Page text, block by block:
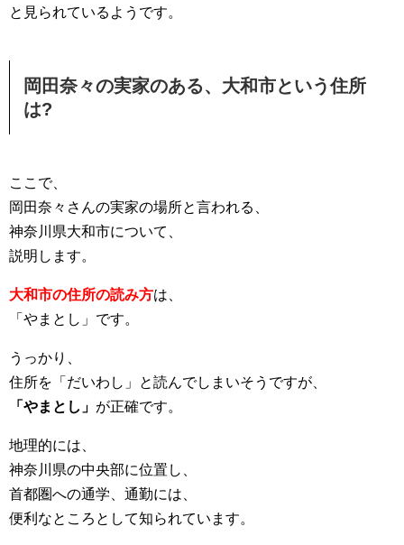
と見られているようです。
岡田奈々の実家のある、大和市という住所
は?
ここで、
岡田奈々さんの実家の場所と言われる、
神奈川県大和市について、
説明します。
大和市の住所の読み方は、
「やまとし」です。
うっかり、
住所を「だいわし」と読んでしまいそうですが、
「やまとし」 が正確です。
地理的には、
神奈川県の中央部に位置し、
首都圏への通学、通勤には、
便利なところとして知られています。